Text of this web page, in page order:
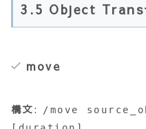
3.5 Object
move
構文:
/move